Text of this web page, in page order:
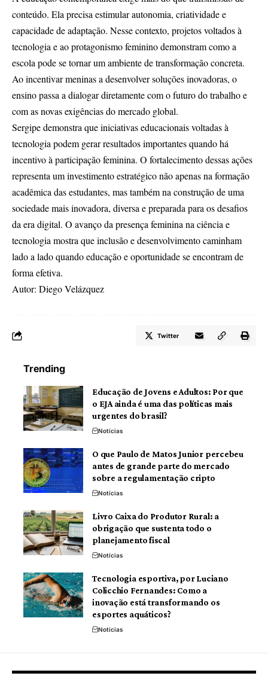
conteúdo. Ela precisa estimular autonomia, criatividade e
capacidade de adaptação. Nesse contexto, projetos voltados à
tecnologia e ao protagonismo feminino demonstram como a
escola pode se tornar um ambiente de transformação concreta.
Ao incentivar meninas a desenvolver soluções inovadoras, o
ensino passa a dialogar diretamente com o futuro do trabalho e
com as novas exigências do mercado global.
Sergipe demonstra que iniciativas educacionais voltadas à
tecnologia podem gerar resultados importantes quando há
incentivo à participação feminina. O fortalecimento dessas ações
representa um investimento estratégico não apenas na formação
acadêmica das estudantes, mas também na construção de uma
sociedade mais inovadora, diversa e preparada para os desafios
da era digital. O avanço da presença feminina na ciência e
tecnologia mostra que inclusão e desenvolvimento caminham
lado a lado quando educação e oportunidade se encontram de
forma efetiva.
Autor: Diego Velázquez
Twitter
Trending
Educação de Jovens e Adultos: Por que
o EJA ainda é uma das políticas mais
urgentes do brasil?
Notícias
O que Paulo de Matos Junior percebeu
antes de grande parte do mercado
sobre a regulamentação cripto
Notícias
Livro Caixa do Produtor Rural: a
obrigação que sustenta todo o
planejamento fiscal
Notícias
Tecnologia esportiva, por Luciano
Colicchio Fernandes: Como a
inovação está transformando os
esportes aquáticos?
Notícias